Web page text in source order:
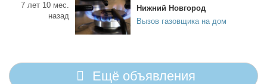
7 лет 10 мес.
назад
Нижний Новгород
Вызов газовщика на дом
Ещё объявления